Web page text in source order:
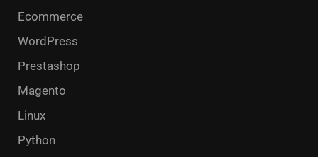
Ecommerce
WordPress
Prestashop
Magento
Linux
Python